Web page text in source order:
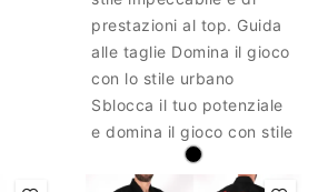
prestazioni al top. Guida
alle taglie Domina il gioco
con lo stile urbano
Sblocca il tuo potenziale
e domina il gioco con stile